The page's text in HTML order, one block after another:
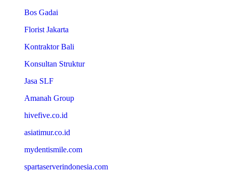
Bos Gadai
Florist Jakarta
Kontraktor Bali
Konsultan Struktur
Jasa SLF
Amanah Group
hivefive.co.id
asiatimur.co.id
mydentismile.com
spartaserverindonesia.com